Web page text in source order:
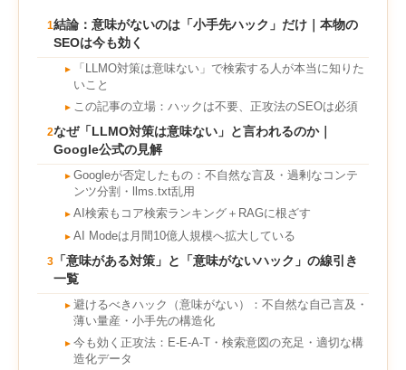
1結論：意味がないのは「小手先ハック」だけ｜本物の
SEOは今も効く
►
「LLMO対策は意味ない」で検索する人が本当に知りた
いこと
► この記事の立場：ハックは不要、正攻法のSEOは必須
2なぜ「LLMO対策は意味ない」と言われるのか｜
Google公式の見解
► Googleが否定したもの：不自然な言及・過剰なコンテ
ンツ分割・llms.txt乱用
► AI検索もコア検索ランキング＋RAGに根ざす
► AI Modeは月間10億人規模へ拡大している
3 「意味がある対策」と「意味がないハック」の線引き
一覧
► 避けるべきハック（意味がない）：不自然な自己言及・
薄い量産・小手先の構造化
► 今も効く正攻法：E-E-A-T・検索意図の充足・適切な構
造化データ